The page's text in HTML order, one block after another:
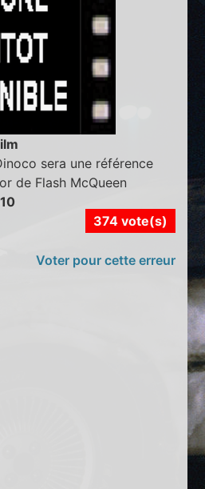
sera une référence
de Flash McQueen
374 vote(s)
Voter pour cette erreur